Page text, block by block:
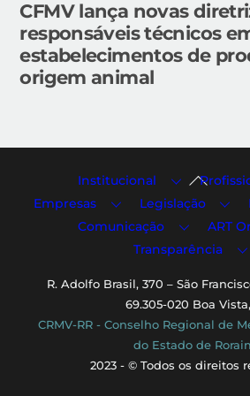
CFMV lança novas
responsáveis técnicos
estabelecimentos de
origem animal
Back
To
Top
Institucional
Empresas
Legislação
Comunicação
ART
Transparência
R. Adolfo Brasil, 370 – São
69.305-020 Boa
CRMV-RR - Conselho Regional de
do Estado de
2023 - © Todos os direitos